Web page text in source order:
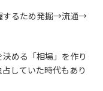
するため発掘→流通→
める「相場」を作り
していた時代もあり